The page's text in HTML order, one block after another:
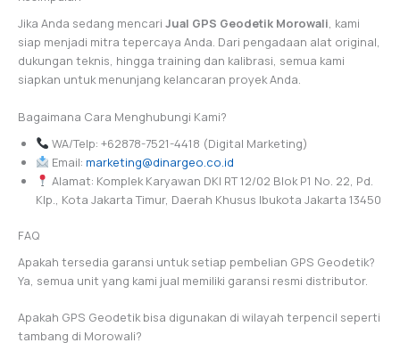
Jika Anda sedang mencari Jual GPS Geodetik Morowali, kami
siap menjadi mitra tepercaya Anda. Dari pengadaan alat original,
dukungan teknis, hingga training dan kalibrasi, semua kami
siapkan untuk menunjang kelancaran proyek Anda.
Bagaimana Cara Menghubungi Kami?
WA/Telp: +62878-7521-4418 (Digital Marketing)
Email: marketing@dinargeo.co.id
Alamat: Komplek Karyawan DKI RT 12/02 Blok P1 No. 22, Pd.
Klp., Kota Jakarta Timur, Daerah Khusus Ibukota Jakarta 13450
FAQ
Apakah tersedia garansi untuk setiap pembelian GPS Geodetik?
Ya, semua unit yang kami jual memiliki garansi resmi distributor.
Apakah GPS Geodetik bisa digunakan di wilayah terpencil seperti
tambang di Morowali?